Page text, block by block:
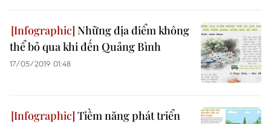
Những địa điểm không
thể bỏ qua khi đến Quảng Bình
17/05/2019 01:48
Tiềm năng phát triển